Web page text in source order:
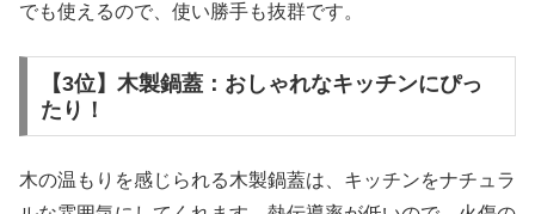
でも使えるので、使い勝手も抜群です。
【3位】木製鍋蓋：おしゃれなキッチンにぴっ
たり！
木の温もりを感じられる木製鍋蓋は、キッチンをナチュラ